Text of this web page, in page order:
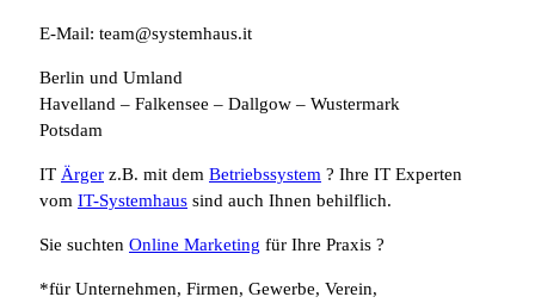
E-Mail: team@systemhaus.it
Berlin und Umland
Havelland – Falkensee – Dallgow – Wustermark
Potsdam
IT Ärger z.B. mit dem Betriebssystem ? Ihre IT Experten
vom IT-Systemhaus sind auch Ihnen behilflich.
Sie suchten Online Marketing für Ihre Praxis ?
*für Unternehmen, Firmen, Gewerbe, Verein,